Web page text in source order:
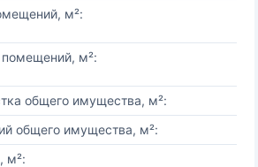
м²:
м²:
общего имущества, м²:
общего имущества, м²:
м²: